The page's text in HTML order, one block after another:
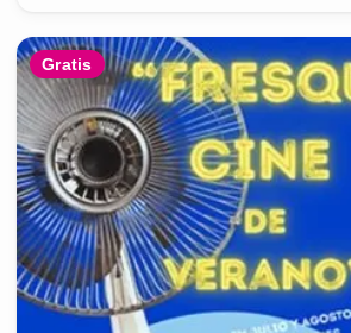
Gratis